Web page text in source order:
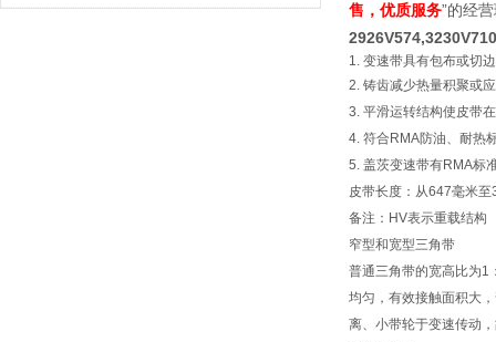
售，优质服务”的经
1. 变速带具有包布或切
2. 铸齿减少热量积聚或
3. 平滑运转结构使皮带
4. 符合RMA防油、耐热
5. 盖茨变速带有RMA标
皮带长度：从647毫米
备注：HV表示重载结构
窄型和宽型三角带
普通三角带的宽高比为1
均匀，有效接触面积大
离、小带轮于变速传动